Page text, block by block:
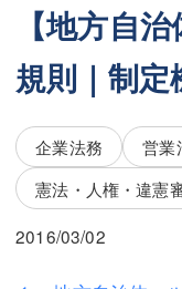
坂本 陽一
桶川 聡
三平 隆史
吉元 優仁
小川 祐
坂本 陽一
桶川 聡
三平 隆史
吉元 優仁
弁護士費用
【地方自
規則｜制定
企業法務
営業
憲法・人権・違憲
2016/03/02